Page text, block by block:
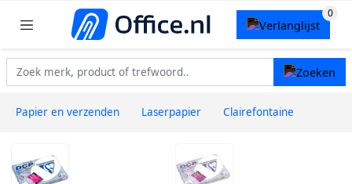
Papier en verzenden Laserpapier Clairefontaine